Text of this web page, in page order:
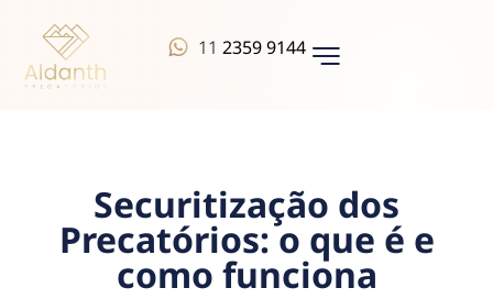
112359 9144
Securitização dos
Precatórios: o que é e
como funciona